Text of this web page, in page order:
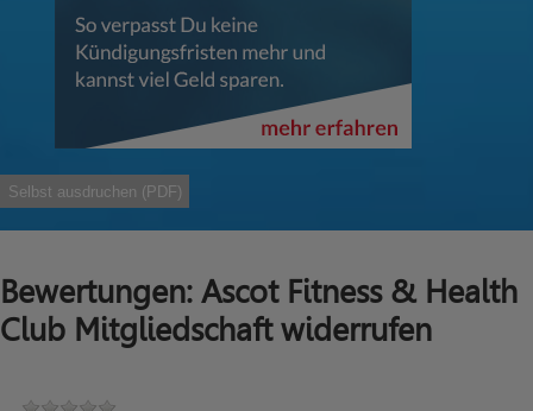
Selbst ausdruchen (PDF)
Bewertungen: Ascot Fitness & Health
Club Mitgliedschaft widerrufen